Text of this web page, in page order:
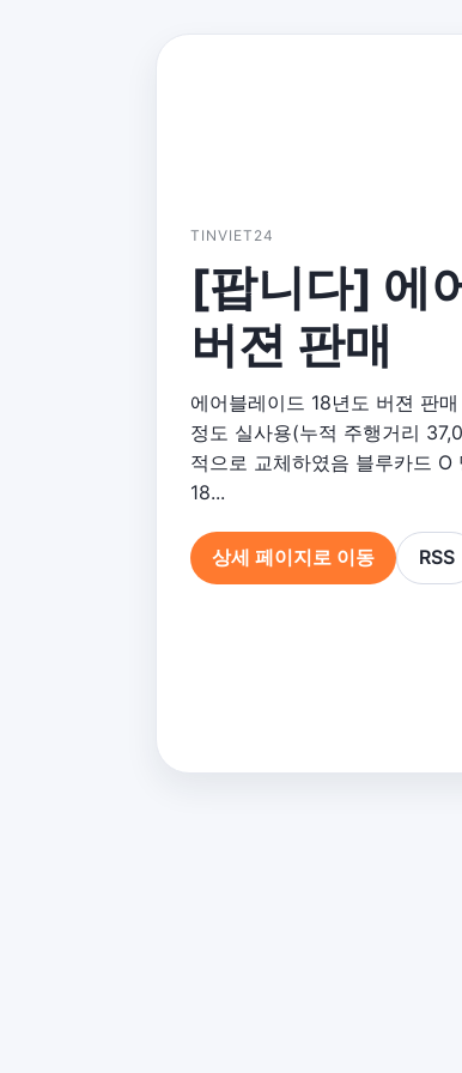
TINVIET24
[팝니다] 에
버젼 판매
에어블레이드 18년도 버젼 판
정도 실사용(누적 주행거리
적으로 교체하였음 블루카드
18...
상세 페이지로 이동 RSS